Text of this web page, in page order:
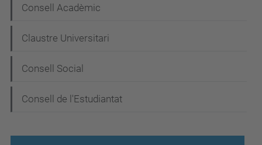
a
c
ó
Consell Acadèmic
Claustre Universitari
Consell Social
Consell de l'Estudiantat